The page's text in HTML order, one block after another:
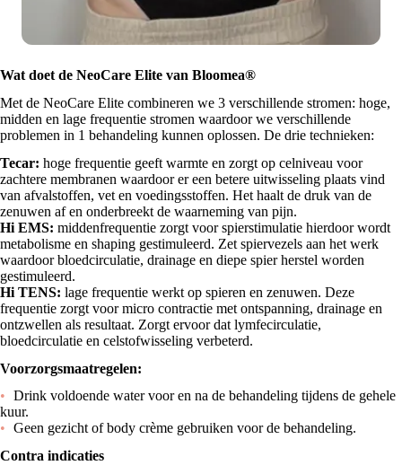
Wat doet de NeoCare Elite van Bloomea®
Met de NeoCare Elite combineren we 3 verschillende stromen: hoge,
midden en lage frequentie stromen waardoor we verschillende
problemen in 1 behandeling kunnen oplossen. De drie technieken:
Tecar: hoge frequentie geeft warmte en zorgt op celniveau voor
zachtere membranen waardoor er een betere uitwisseling plaats vind
van afvalstoffen, vet en voedingsstoffen. Het haalt de druk van de
zenuwen af en onderbreekt de waarneming van pijn.
Hi EMS: middenfrequentie zorgt voor spierstimulatie hierdoor wordt
metabolisme en shaping gestimuleerd. Zet spiervezels aan het werk
waardoor bloedcirculatie, drainage en diepe spier herstel worden
gestimuleerd.
Hi TENS: lage frequentie werkt op spieren en zenuwen. Deze
frequentie zorgt voor micro contractie met ontspanning, drainage en
ontzwellen als resultaat. Zorgt ervoor dat lymfecirculatie,
bloedcirculatie en celstofwisseling verbeterd.
Voorzorgsmaatregelen:
Drink voldoende water voor en na de behandeling tijdens de gehele
kuur.
Geen gezicht of body crème gebruiken voor de behandeling.
Contra indicaties